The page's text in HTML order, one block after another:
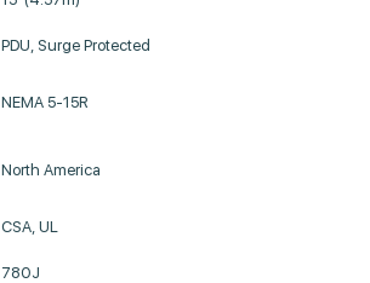
PDU, Surge Protected
NEMA 5-15R
North America
CSA, UL
780J